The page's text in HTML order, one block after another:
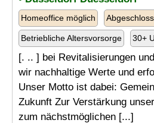
Homeoffice möglich
Betriebliche Altersvorsorge 30+
[. .. ] bei Revitalisierungen
wir nachhaltige Werte und
Unser Motto ist dabei:
Zukunft Zur Verstärkung
zum nächstmöglichen [...]